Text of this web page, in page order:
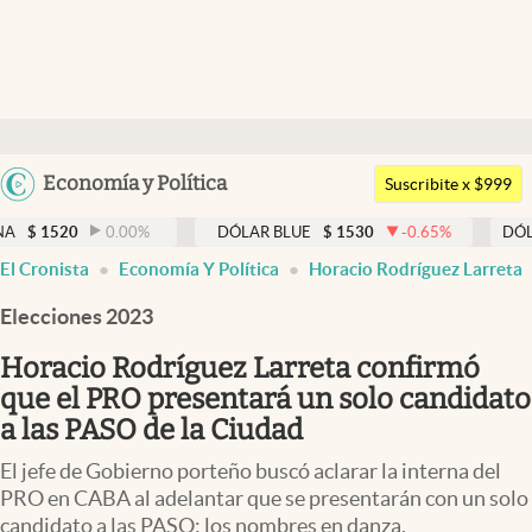
Argentina
Uruguay
Economía y Política
Members
Economía y Política
Finanzas y Mercados
Mercados Online
Negocios
Columnistas
Apertura
Suscribite x $999
0.00% DÓLAR BLUE $ 1530 -0.65% DÓLAR TARJETA
El Cronista Economía Y Política Horacio Rodríguez Larreta
Elecciones 2023
Horacio Rodríguez Larreta confirmó
que el PRO presentará un solo candidato
a las PASO de la Ciudad
El jefe de Gobierno porteño buscó aclarar la interna del
PRO en CABA al adelantar que se presentarán con un solo
candidato a las PASO: los nombres en danza.